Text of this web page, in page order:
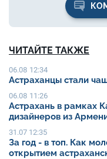
ЧИТАЙТЕ ТАКЖЕ
06.08 12:34
Астраханцы стали
06.08 11:26
Астрахань в рамках
дизайнеров из
31.07 12:35
За год - в топ. Как
открытием